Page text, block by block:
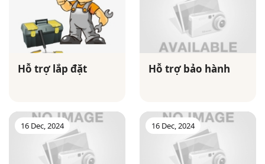
Hỗ trợ lắp đặt Hỗ trợ bảo hành
16 Dec, 2024 16 Dec, 2024